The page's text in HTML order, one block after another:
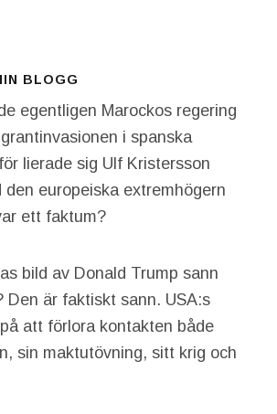
BLOGG
egentligen Marockos regering
i spanska
lierade sig Ulf Kristersson
den europeiska extremhögern
ett faktum?
bild av Donald Trump sann
Den är faktiskt sann. USA:s
att förlora kontakten både
sin maktutövning, sitt krig och